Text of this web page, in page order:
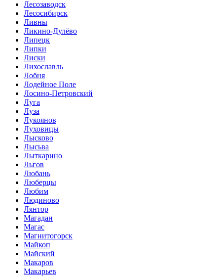
Лесозаводск
Лесосибирск
Ливны
Ликино-Дулёво
Липецк
Липки
Лиски
Лихославль
Лобня
Лодейное Поле
Лосино-Петровский
Луга
Луза
Лукоянов
Луховицы
Лысково
Лысьва
Лыткарино
Льгов
Любань
Люберцы
Любим
Людиново
Лянтор
Магадан
Магас
Магнитогорск
Майкоп
Майский
Макаров
Макарьев